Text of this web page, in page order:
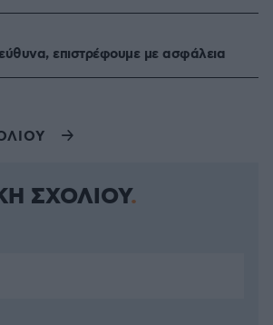
επιστρέφουμε με ασφάλεια
ΣΧΟΛΙΟΥ